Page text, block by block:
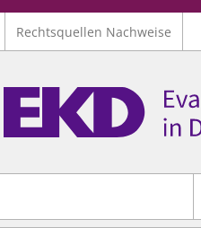
Rechtsquellen Nachweise
auch: "Pfarrerinitiative"
Hilfe.